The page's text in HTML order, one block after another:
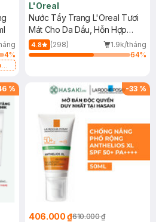
4%
L'Oreal
Nước Tẩy Trang L'Oreal Tươi
Mát Cho Da Dầu, Hỗn Hợp
400ml
4.8 (298)
1.9k/tháng
64%
% -33 %
406.000 ₫610.000 ₫